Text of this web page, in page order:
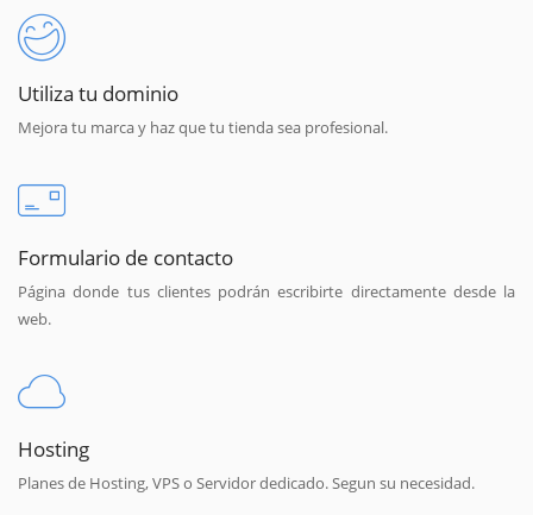
Utiliza tu dominio
Mejora tu marca y haz que tu tienda sea profesional.
Formulario de contacto
Página donde tus clientes podrán escribirte directamente desde la
web.
Hosting
Planes de Hosting, VPS o Servidor dedicado. Segun su necesidad.